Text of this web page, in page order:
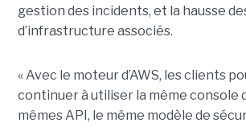
gestion des incidents, et la hausse
d’infrastructure associés.
« Avec le moteur d’AWS, les clients
continuer à utiliser la même console
mêmes API, le même modèle de